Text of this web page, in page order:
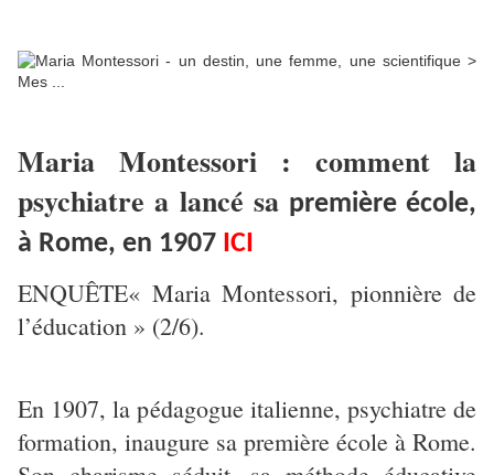
Maria Montessori : comment la
psychiatre a lancé sa première école,
à Rome, en 1907 ICI
ENQUÊTE« Maria Montessori, pionnière de
l’éducation » (2/6).
En 1907, la pédagogue italienne, psychiatre de
formation, inaugure sa première école à Rome.